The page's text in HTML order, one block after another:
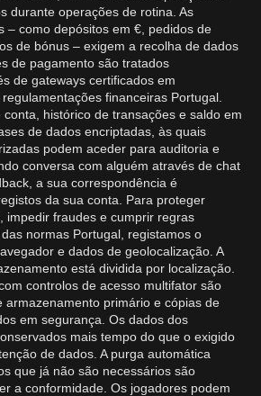
durante operações de rotina. As
– como depósitos em €, pedidos de
de bónus – exigem a recolha de dados
de pagamento são tratados
de gateways certificados em
financeiras Portugal.
histórico de transações e saldo em
de dados encriptadas, às quais
podem aceder para auditoria e
conversa com alguém através de chat
a sua correspondência é
da sua conta. Para proteger
impedir fraudes e cumprir regras
normas Portugal, registamos o
e dados de geolocalização. A
está dividida por localização.
controlos de acesso multifator são
armazenamento primário e cópias de
em segurança. Os dados dos
mais tempo do que o exigido
de dados. A purga automática
que já não são necessários são
a conformidade. Os jogadores podem